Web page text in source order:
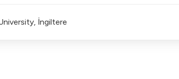
İngiltere